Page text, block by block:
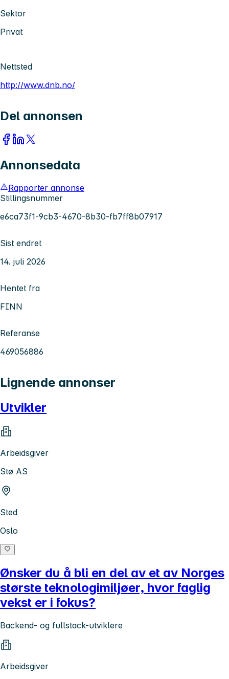
Sektor
Privat
Nettsted
http://www.dnb.no/
Del annonsen
Annonsedata
Rapporter annonse
Stillingsnummer
e6ca73f1-9cb3-4670-8b30-fb7ff8b07917
Sist endret
14. juli 2026
Hentet fra
FINN
Referanse
469056886
Lignende annonser
Utvikler
Arbeidsgiver
Stø AS
Sted
Oslo
Ønsker du å bli en del av et av Norges
største teknologimiljøer, hvor faglig
vekst er i fokus?
Backend- og fullstack-utviklere
Arbeidsgiver